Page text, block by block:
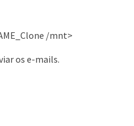
/mnt>
os e-mails.